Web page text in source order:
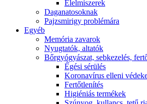
É́lelmiszerek
Daganatosoknak
Pajzsmirigy problémára
Egyéb
Memória zavarok
Nyugtatók, altatók
Bőrgyógyászat, sebkezelés,
É́gési sérülés
Koronavírus elleni
Fertőtlenítés
Higiéniás termékek